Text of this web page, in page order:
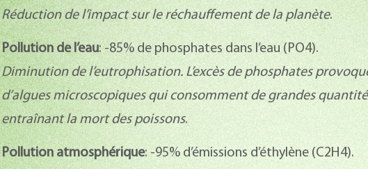
Réduction de l’impact sur le réchauffement de la planète.
Pollution de l’eau: -85% de phosphates dans l’eau (PO4).
Diminution de l’eutrophisation. L’excès de phosphates
d’algues microscopiques qui consomment de grandes
entraînant la mort des poissons.
Pollution atmosphérique: -95% d’émissions d’éthylène (C2H4).